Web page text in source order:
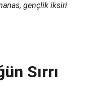
gençlik iksiri
Sırrı